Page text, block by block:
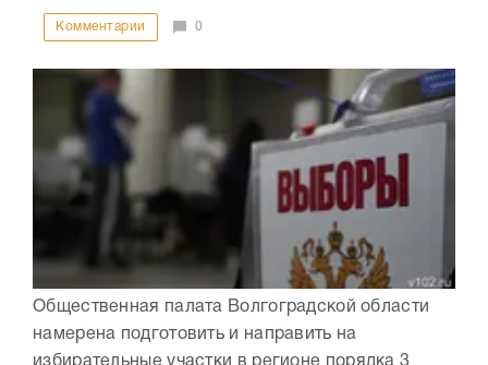
Комментарии 0
Общественная палата Волгоградской области
намерена подготовить и направить на
избирательные участки в регионе порядка 3